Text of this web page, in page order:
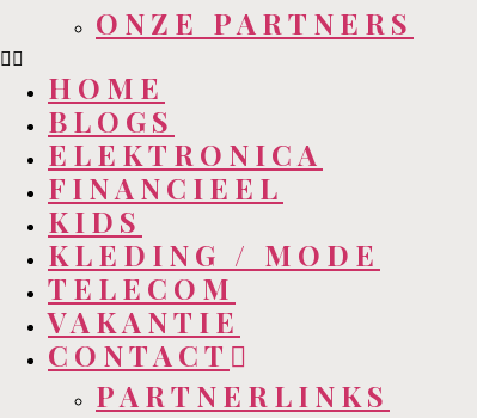
ONZE PARTNERS
HOME
BLOGS
ELEKTRONICA
FINANCIEEL
KIDS
KLEDING / MODE
TELECOM
VAKANTIE
CONTACT
PARTNERLINKS